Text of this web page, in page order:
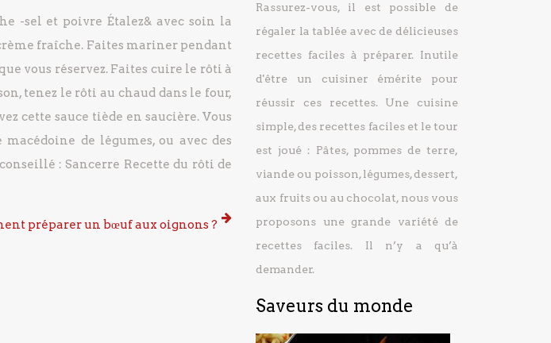
-sel et poivre Étalez& avec soin la
fraîche. Faites mariner pendant
vous réservez.Faites cuire le rôti à
tenez le rôti au chaud dans le four,
cette sauce tiède en saucière.Vous
de légumes, ou avec des
: Sancerre Recette du rôti de
préparer un bœuf aux oignons ?
Rassurez-vous, il est possible de
régaler la tablée avec de délicieuses
recettes faciles à préparer. Inutile
d'être un cuisiner émérite pour
réussir ces recettes. Une cuisine
simple, des recettes faciles et le tour
est joué : Pâtes, pommes de terre,
viande ou poisson, légumes, dessert,
aux fruits ou au chocolat, nous vous
proposons une grande variété de
recettes faciles. Il n’y a qu’à
demander.
Saveurs du monde